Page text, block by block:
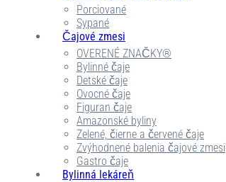
Porciované
Sypané
Čajové zmesi
OVERENÉ ZNAČKY®
Bylinné čaje
Detské čaje
Ovocné čaje
Figuran čaje
Amazonské byliny
Zelené, čierne a červené čaje
Zvýhodnené balenia čajové zmesi
Gastro čaje
Bylinná lekáreň